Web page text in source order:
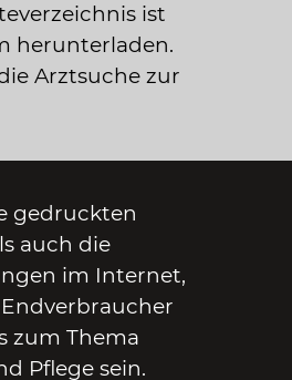
ist
herunterladen.
Arztsuche zur
gedruckten
auch die
im Internet,
zum Thema
Pflege sein.